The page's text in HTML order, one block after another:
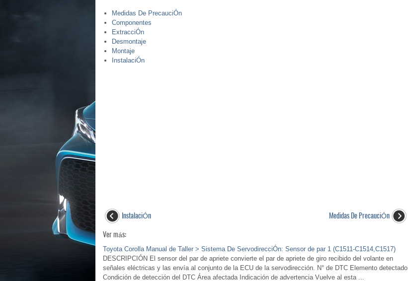
Medidas De PrecauciÓn
Componentes
ExtracciÓn
Desmontaje
Montaje
InstalaciÓn
InstalaciÓn
Medidas De PrecauciÓn
Ver más:
Toyota Corolla Manual de Taller > Sistema De ServodirecciÓn: Sensor de par 1 (C1511-C1514,C1517)
DESCRIPCIÓN El sensor del par de apriete convierte el par de apriete de giro recibido del volante en
señales eléctricas y las envía al conjunto de la ECU de la servodirección. N° de DTC Elemento detectado
Condición de detección del DTC Área afectada Indicación de advertencia Vuelve al esta ...